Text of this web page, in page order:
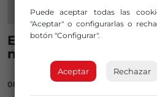
En Octubre se podrá
nueva herramienta
08/09/2020
Puede aceptar todas las
"Aceptar" o configurarlas o
botón "Configurar".
Aceptar Rechazar